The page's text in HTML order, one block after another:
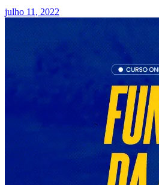
julho 11, 2022